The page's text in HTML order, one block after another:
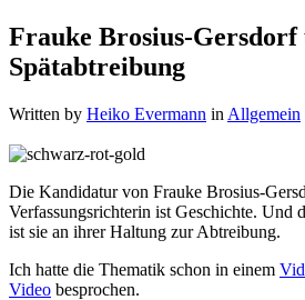
Frauke Brosius-Gersdorf
Spätabtreibung
Written by Heiko Evermann in Allgemein
Die Kandidatur von Frauke Brosius-
Verfassungsrichterin ist Geschichte. Und
ist sie an ihrer Haltung zur Abtreibung.
Ich hatte die Thematik schon in einem
Video besprochen.